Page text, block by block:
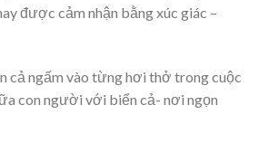
được cảm nhận bằng xúc giác –
cả ngấm vào từng hơi thở trong cuộc
con người với biển cả- nơi ngọn